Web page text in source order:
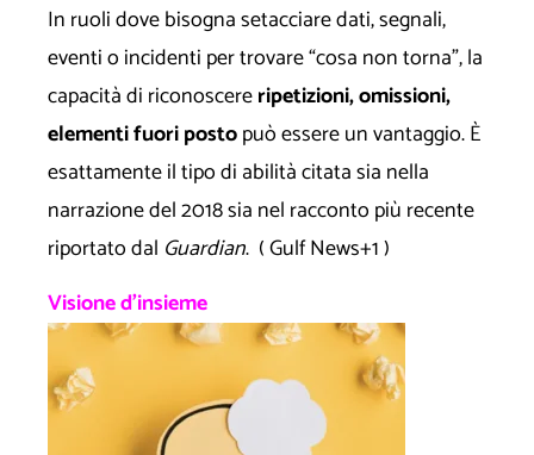
In ruoli dove bisogna setacciare dati, segnali,
eventi o incidenti per trovare “cosa non torna”, la
capacità di riconoscereripetizioni, omissioni,
elementi fuori postopuò essere un vantaggio. È
esattamente il tipo di abilità citata sia nella
narrazione del 2018 sia nel racconto più recente
riportato dal Guardian. (Gulf News+1 )
Visione d’insieme